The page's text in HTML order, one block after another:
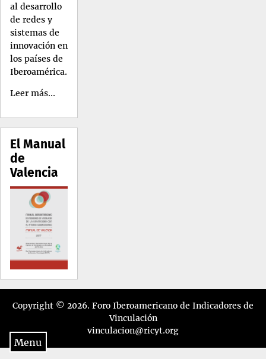
Menu
al desarrollo
de redes y
sistemas de
innovación en
los países de
Iberoamérica.
Leer más...
El Manual
de
Valencia
Copyright © 2026. Foro Iberoamericano de Indicadores de
Vinculación
vinculacion@ricyt.org